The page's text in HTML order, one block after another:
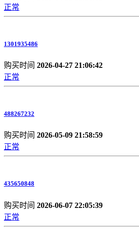
正常
1301935486
购买时间 2026-04-27 21:06:42
正常
488267232
购买时间 2026-05-09 21:58:59
正常
435650848
购买时间 2026-06-07 22:05:39
正常